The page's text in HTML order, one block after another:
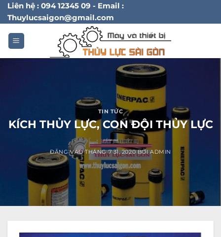
Bỏ
qua
dung
Liên hệ : 094 12345 09 - Email :
Thuylucsaigon@gmail.com
TIN TỨC
KÍCH THỦY LỰC, CON ĐỘI THỦY LỰC
ĐĂNG VÀOTHÁNG 7 31, 2020 BỞIADMIN